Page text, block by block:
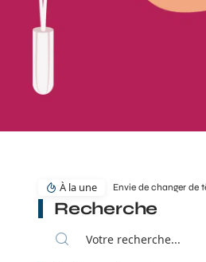
À la une
Recherche